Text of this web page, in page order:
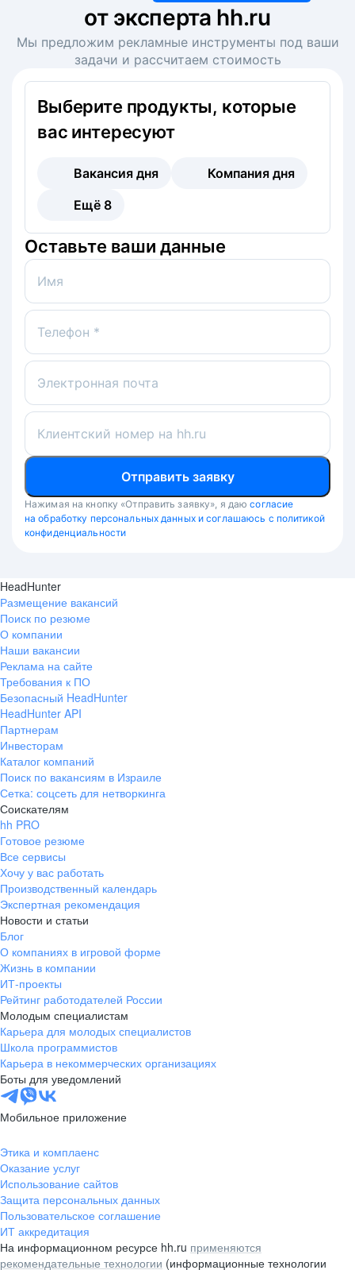
от эксперта hh.ru
Мы предложим рекламные инструменты под ваши
задачи и рассчитаем стоимость
Выберите продукты, которые
вас интересуют
Вакансия дня
Компания дня
Ещё 8
Оставьте ваши данные
Имя
Телефон *
Электронная почта
Клиентский номер на hh.ru
Отправить заявку
Нажимая на кнопку «Отправить заявку», я даю согласие
на обработку персональных данных и соглашаюсь с политикой
конфиденциальности
HeadHunter
Размещение вакансий
Поиск по резюме
О компании
Наши вакансии
Реклама на сайте
Требования к ПО
Безопасный HeadHunter
HeadHunter API
Партнерам
Инвесторам
Каталог компаний
Поиск по вакансиям в Израиле
Сетка: соцсеть для нетворкинга
Соискателям
hh PRO
Готовое резюме
Все сервисы
Хочу у вас работать
Производственный календарь
Экспертная рекомендация
Новости и статьи
Блог
О компаниях в игровой форме
Жизнь в компании
ИТ-проекты
Рейтинг работодателей России
Молодым специалистам
Карьера для молодых специалистов
Школа программистов
Карьера в некоммерческих организациях
Боты для уведомлений
Мобильное приложение
Этика и комплаенс
Оказание услуг
Использование сайтов
Защита персональных данных
Пользовательское соглашение
ИТ аккредитация
На информационном ресурсе hh.ru применяются
рекомендательные технологии (информационные технологии